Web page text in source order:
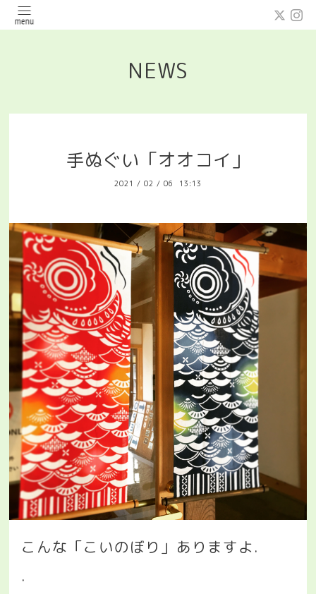
NEWS
手ぬぐい「オオコイ」
2021 / 02 / 06 13:13
こんな「こいのぼり」ありますよ.
.